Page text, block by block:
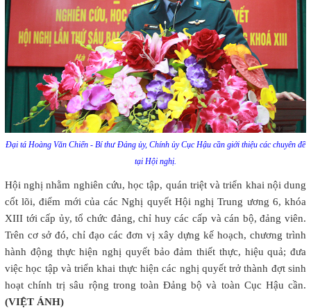
Đại tá Hoàng Văn Chiến - Bí thư Đảng ủy, Chính ủy Cục Hậu cần giới thiệu các chuyên đề
tại Hội nghị.
Hội nghị nhằm nghiên cứu, học tập, quán triệt và triển khai nội dung
cốt lõi, điểm mới của các Nghị quyết Hội nghị Trung ương 6, khóa
XIII tới cấp ủy, tổ chức đảng, chỉ huy các cấp và cán bộ, đảng viên.
Trên cơ sở đó, chỉ đạo các đơn vị xây dựng kế hoạch, chương trình
hành động thực hiện nghị quyết bảo đảm thiết thực, hiệu quả; đưa
việc học tập và triển khai thực hiện các nghị quyết trở thành đợt sinh
hoạt chính trị sâu rộng trong toàn Đảng bộ và toàn Cục Hậu cần.
(VIỆT ÁNH)